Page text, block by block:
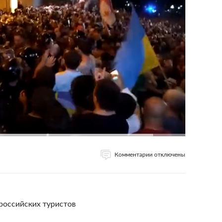
Комментарии отключены
туристов